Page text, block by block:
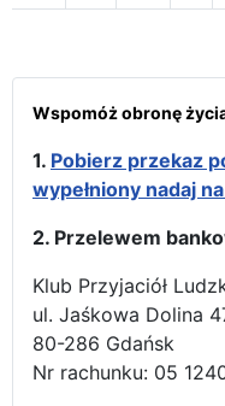
Wspomóż obronę
1. Pobierz przekaz
wypełniony nadaj
2. Przelewem
Klub Przyjaciół
ul. Jaśkowa Dolina
80-286 Gdańsk
Nr rachunku: 05